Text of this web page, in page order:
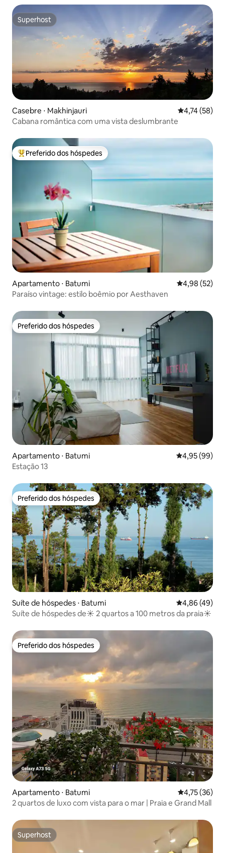
Superhost
Superhost
Casebre ⋅ Makhinjauri 4,74 de uma
4,74 (58)
Cabana romântica com uma vista deslumbrante
Entre os melhores preferidos dos hóspedes
Preferido dos hóspedes
Apartamento ⋅ Batumi 4,98 de uma
4,98 (52)
Paraíso vintage: estilo boêmio por Aesthaven
Preferido dos hóspedes
Preferido dos hóspedes
Apartamento ⋅ Batumi 4,95 de uma
4,95 (99)
Estação 13
Preferido dos hóspedes
Preferido dos hóspedes
Suíte de hóspedes ⋅ Batumi 4,86 de uma
4,86 (49)
Suíte de hóspedes de☀ 2 quartos a 100 metros da praia☀
Preferido dos hóspedes
Preferido dos hóspedes
Apartamento ⋅ Batumi 4,75 de uma
4,75 (36)
2 quartos de luxo com vista para o mar | Praia e Grand Mall
Superhost
Superhost